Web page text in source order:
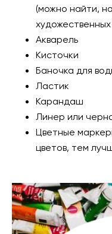
(можно найти,
художественных
Акварель
Кисточки
Баночка для
Ластик
Карандаш
Линер или
Цветные
цветов, тем